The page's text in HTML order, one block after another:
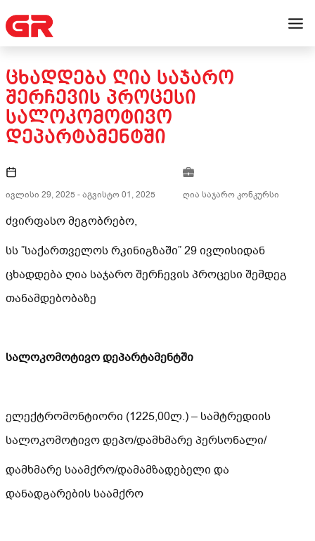
ᲪᲮᲐᲓᲓᲔᲑᲐ ᲦᲘᲐ ᲡᲐᲯᲐᲠᲝ
ᲨᲔᲠᲩᲔᲕᲘᲡ ᲞᲠᲝᲪᲔᲡᲘ
ᲡᲐᲚᲝᲙᲝᲛᲝᲢᲘᲕᲝ
ᲓᲔᲞᲐᲠᲢᲐᲛᲔᲜᲢᲨᲘ
ივლისი 29, 2025 -აგვისტო 01, 2025 ღია საჯარო კონკურსი
ძვირფასო მეგობრებო,
სს ”საქართველოს რკინიგზაში” 29 ივლისიდან
ცხადდება ღია საჯარო შერჩევის პროცესი შემდეგ
თანამდებობაზე
სალოკომოტივო დეპარტამენტში
ელექტრომონტიორი (1225,00ლ.) – სამტრედიის
სალოკომოტივო დეპო/დამხმარე პერსონალი/
დამხმარე საამქრო/დამამზადებელი და
დანადგარების საამქრო